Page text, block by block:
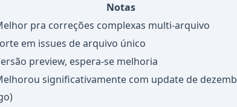
Notas
pra correções complexas multi-arquivo
em issues de arquivo único
preview, espera-se melhoria
significativamente com update de